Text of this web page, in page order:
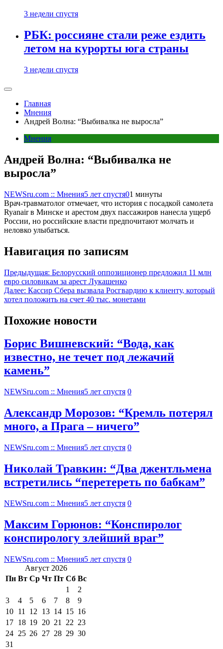
3 недели спустя
РБК: россияне стали реже ездить
летом на курорты юга страны
3 недели спустя
Главная
Мнения
Андрей Волна: “Выбивалка не выросла”
Мнения
Андрей Волна: “Выбивалка не
выросла”
NEWSru.com :: Мнения5 лет спустя01 минуты
Врач-травматолог отмечает, что история с посадкой самолета
Ryanair в Минске и арестом двух пассажиров нанесла ущерб
России, но российские власти предпочитают молчать и
неловко улыбаться.
Навигация по записям
Предыдущая: Белорусский оппозиционер предложил 11 млн
евро силовикам за арест Лукашенко
Далее: Кассир Сбера вызвала Росгвардию к клиенту, который
хотел положить на счет 40 тыс. монетами
Похожие новости
Борис Вишневский: “Вода, как
известно, не течет под лежачий
камень”
NEWSru.com :: Мнения5 лет спустя 0
Александр Морозов: “Кремль потерял
много, а Прага – ничего”
NEWSru.com :: Мнения5 лет спустя 0
Николай Травкин: “Два джентльмена
встретились “перетереть по бабкам”
NEWSru.com :: Мнения5 лет спустя 0
Максим Горюнов: “Конспиролог
конспирологу злейший враг”
NEWSru.com :: Мнения5 лет спустя 0
Август 2026
Пн Вт Ср Чт Пт Сб Вс
1
2
3
4 5 6 7 8
9
10 11 12 13 14 15 16
17 18 19 20 21 22 23
24 25 26 27 28 29 30
31